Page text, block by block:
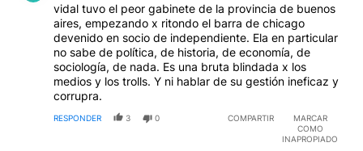
vidal tuvo el peor gabinete de la provincia de buenos
aires, empezando x ritondo el barra de chicago
devenido en socio de independiente. Ela en particular
no sabe de política, de historia, de economía, de
sociología, de nada. Es una bruta blindada x los
medios y los trolls. Y ni hablar de su gestión ineficaz y
corrupra.
RESPONDER 3 0 COMPARTIR
MARCAR
COMO
INAPROPIADO